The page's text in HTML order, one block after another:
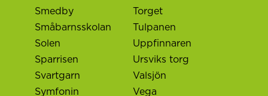
Smedby
Småbarnsskolan
Solen
Sparrisen
Svartgarn
Symfonin
Torget
Tulpanen
Uppfinnaren
Ursviks torg
Valsjön
Vega